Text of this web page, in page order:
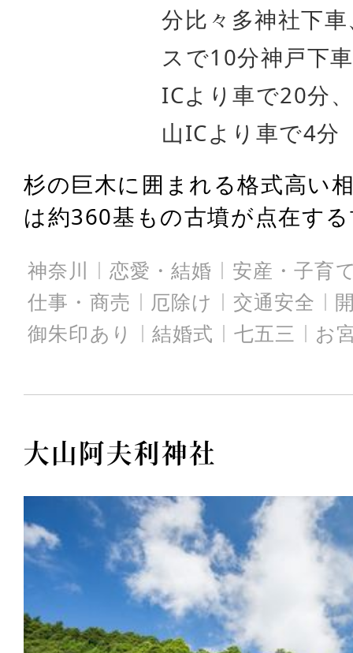
分比々多神社下
スで10分神戸下
ICより車で20分
山ICより車で4分
杉の巨木に囲まれる格式高い
は約360基もの古墳が点在す
神奈川 恋愛・結婚
安産・子育
仕事・商売
厄除け 交通安全
御朱印あり
結婚式 七五三 お
大山阿夫利神社